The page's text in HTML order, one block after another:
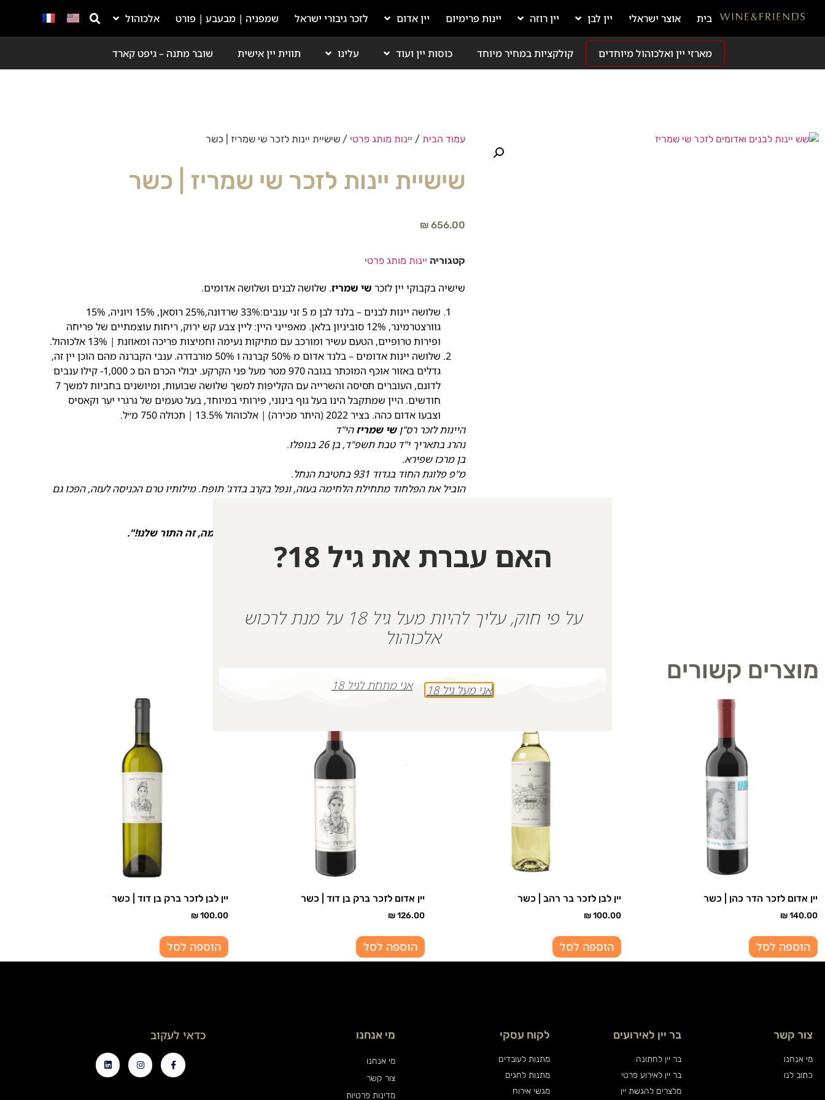
בית אוצר ישראלי יין לבן יין רוזה יינות פרימיום יין אדום לזכר גיבורי ישראל שמפניה | מבעבע | פורט אלכוהול
מארזי יין ואלכוהול מיוחדים קולקציות במחיר מיוחד כוסות יין ועוד עלינו תווית יין אישית שובר מתנה – גיפט קארד
עמוד הבית / יינות מותג פרטי / שישיית יינות לזכר שי שמריז | כשר
שישיית יינות לזכר שי שמריז | כשר
₪ 656.00
קטגוריה יינות מותג פרטי
שישיה בקבוקי יין לזכר שי שמריז. שלושה לבנים ושלושה אדומים.
שלושה יינות לבנים – בלנד לבן מ 5 זני ענבים
:33% שרדונה,25% רוסאן, 15% ויוניה, 15%
גוורצטרמינר, 12% סוביניון בלאן. מאפייני היין: ליין צבע קש ירוק, ריחות עוצמתיים של פריחה
ופירות טרופיים, הטעם עשיר ומורכב עם מתיקות נעימה וחמיצות פריכה ומאוזנת | 13% אלכוהול.
שלושה יינות אדומים – בלנד אדום מ 50% קברנה ו 50% מורבדרה. ענבי הקברנה מהם הוכן יין זה,
גדלים באזור אוכף המוכתר בגובה 970 מטר מעל פני הקרקע. יבולי הכרם הם כ 1,000- קילו ענבים
לדונם, העוברים תסיסה והשרייה עם הקליפות למשך שלושה שבועות, ומיושנים בחביות למשך 7
חודשים. היין שמתקבל הינו בעל גוף בינוני, פירותי במיוחד, בעל טעמים של גרגרי יער וקאסיס
וצבעו אדום כהה. בציר 2022 (היתר מכירה) | אלכוהול 13.5% | תכולה 750 מ״ל.
היינות לזכר רס"ןשי שמריזהי"ד
נהרג בתאריך י"ד טבת תשפ"ד, בן 26 בנופלו.
בן מרכז שפירא.
מ"פ פלוגת החוד בגדוד 931 בחטיבת הנחל.
הוביל את הפלחוד מתחילת הלחימה בעזה, ונפל בקרב בדרג' תופח. מילותיו טרם הכניסה לעזה, הפכו גם
הנחמה, זה התור שלנו!".
המלאי אזל
מוצרים קשורים
יין אדום לזכר הדר כהן | כשר
₪140.00
הוספה לסל
יין לבן לזכר בר רהב | כשר
₪100.00
הוספה לסל
יין אדום לזכר ברק בן דוד | כשר
₪126.00
הוספה לסל
יין לבן לזכר ברק בן דוד | כשר
₪100.00
הוספה לסל
צור קשר
מי אנחנו
כתוב לנו
בר יין לאירועים
בר יין לחתונה
בר יין לאירוע פרטי
מלצרים להגשת יין
לקוח עסקי
מתנות לעובדים
מתנות לחגים
מגשי אירוח
מי אנחנו
מי אנחנו
צור קשר
מדינות פרטיות
כדאי לעקוב
האם עברת את גיל 18?
על פי חוק, עליך להיות מעל גיל 18 על מנת לרכוש
אלכוהול
אני מעל גיל 18 אני מתחת לגיל 18